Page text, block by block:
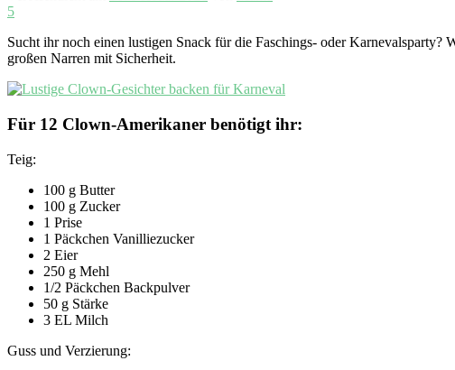
5
Sucht ihr noch einen lustigen Snack für die Faschings- oder
großen Narren mit Sicherheit.
Für 12 Clown-Amerikaner benötigt ihr:
Teig:
100 g Butter
100 g Zucker
1 Prise
1 Päckchen Vanilliezucker
2 Eier
250 g Mehl
1/2 Päckchen Backpulver
50 g Stärke
3 EL Milch
Guss und Verzierung: